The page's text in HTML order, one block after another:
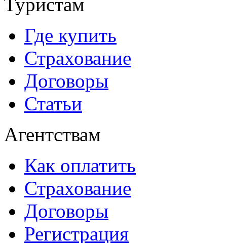
Где купить
Страхование
Договоры
Статьи
Агентствам
Как оплатить
Страхование
Договоры
Регистрация